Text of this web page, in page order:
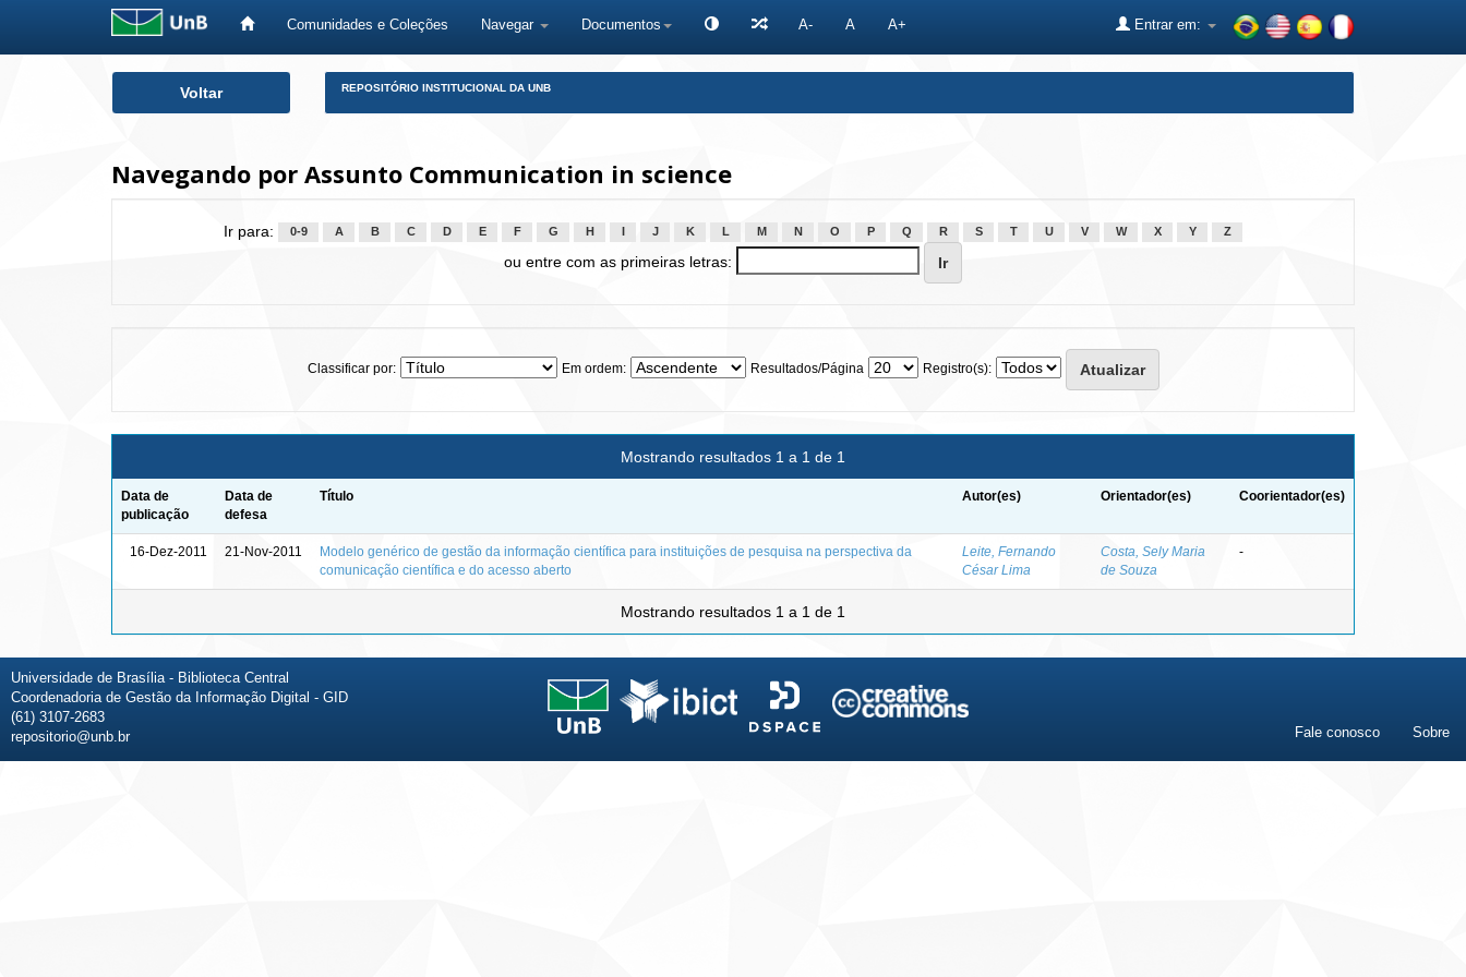
Comunidades e Coleções Navegar Documentos A- A A+ Entrar em:
Voltar REPOSITÓRIO INSTITUCIONAL DA UNB
Navegando por Assunto Communication in science
Ir para: 0-9 A B C D E F G H J K L M N O P Q R S T U V W X Y Z
ou entre com as primeiras letras:
Classificar por: Em ordem: Resultados/Página Registro(s):
Mostrando resultados 1 a 1 de 1
Data de
publicação
Data de
defesa
Título Autor(es) Orientador(es) Coorientador(es)
16-Dez-2011 21-Nov-2011
Modelo genérico de gestão da informação científica para instituições de pesquisa na perspectiva da
comunicação científica e do acesso aberto
Leite, Fernando
César Lima
Costa, Sely Maria
de Souza
-
Mostrando resultados 1 a 1 de 1
Universidade de Brasília - Biblioteca Central
Coordenadoria de Gestão da Informação Digital - GID
(61) 3107-2683
repositorio@unb.br
Fale conosco Sobre